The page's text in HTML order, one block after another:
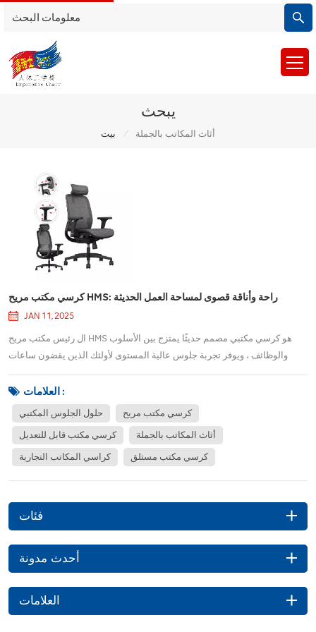
يبحث
بيت / أثاث المكاتب بالجملة
كرسي مكتب مريح HMS: راحة وأناقة قصوى لمساحة العمل الحديثة
JAN 11, 2025
ال رئيس مكتب مريح HMS هو كرسي مكتبي مصمم حديثًا يمتزج بين الأسلوب
والوظائف ، ويوفر تجربة جلوس عالية المستوى لأولئك الذين يقضون ساعات
طويلة في العمل في مكتب. يبرز هذا الكرسي بمظهره الأنيق والحديث ، مما
يجعله إضافة رائعة إلى أي مساحة مكتبية ، سواء في المنزل أو في مكان
العمل.واحدة من أكثر الميزات إثا...
العلامات :
حلول الجلوس المكتبي كرسي مكتب مريح
كرسي مكتب قابل للتعديل أثاث المكاتب بالجملة
كراسي المكاتب التجارية كرسي مكتب مستلق
فئات
أحدث مدونة
العلامات